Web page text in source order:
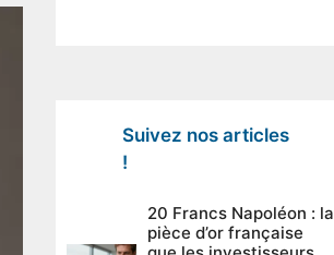
Suivez nos articles
!
20 Francs Napoléon : la
pièce d’or française